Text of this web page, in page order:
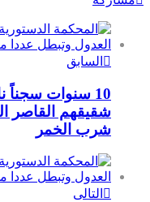
السابق
10 سنوات سجناً
شقيقهم القاصر
شرب الخمر
التالى